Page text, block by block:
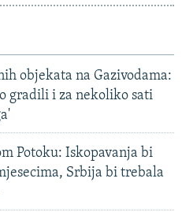
objekata na Gazivodama:
gradili i za nekoliko sati
Potoku: Iskopavanja bi
Srbija bi trebala